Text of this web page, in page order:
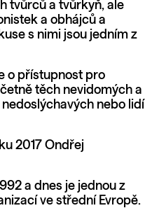
tvůrců a tvůrkyň, ale
a obhájců a
s nimi jsou jedním z
o přístupnost pro
těch nevidomých a
nebo lidí
2017 Ondřej
a dnes je jednou z
ve střední Evropě.